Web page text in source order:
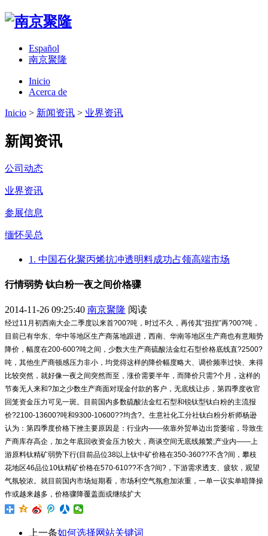
Español
南京聚隆
Inicio
Acerca de
Inicio > 新闻资讯 > 业界资讯
新闻资讯
公司动态
业界资讯
参展信息
缅怀吴总
1. 中国石化聚丙烯抗冲透明料成功占领高端市场
行情弱势 钛白粉一夜之间价格骤
2014-11-26 09:25:40 南京聚隆 阅读
经过11月初西南大企二季度以来首?00?吨，时过不久，再传其“扭捏”再?00?吨，
目前已有华东、华中等地区生产商落地跟进，西南、华南等地区生产商也有意顺势
降价，幅度在200-600?吨之间，少数大生产商硫酸法金红石型价格底线直?2500?
吨，其他生产商顿感压力非小，均觉得这样的降价幅度略大、调价频率过快、来得
比较突然，就好像一夜之间突然而至，涨价需要半年，而降价只需?个月，这样的
节奏无人来和?加之少数生产商面对现金付款的客户，无底线让步，第四季度收官
回笼资金压力可见一斑。目前国内多数硫酸法金红石型和锐钛型钛白粉的主流报
价?2100-13600?吨和9300-10600??均含?。生意社化工分社钛白粉分析师杨逊
认为：第四季度价格下挫主要原因是：行业内——依靠外贸单边出货萎缩，导致生
产商库存高企，加之年底回收资金压力较大，商谈空间无底线频繁;产业内——上
游原料钛精矿弱势下行(目前品位38以上钛中矿价格在350-360??不含?间，攀枝
花地区46品位10钛精矿价格在570-610??不含?间?，下游需求透支、疲软，观望
气氛较浓。就目前国内市场短期看，市场利空气氛愈加浓重，一单一议实单暗降操
作或越来越多，价格骤降覆盖面或继续扩大
上一条如何选择网站关键词